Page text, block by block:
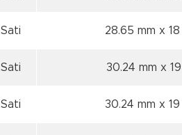
Sati 28.65 mm x
Sati 30.24 mm x
Sati 30.24 mm x